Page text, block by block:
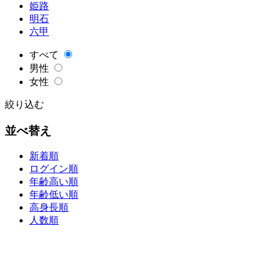
姫路
明石
六甲
すべて
男性
女性
絞り込む
並べ替え
新着順
ログイン順
年齢高い順
年齢低い順
高身長順
人数順